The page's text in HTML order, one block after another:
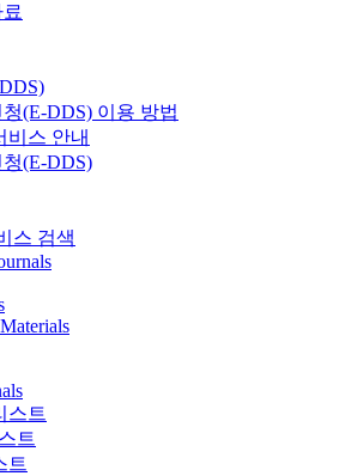
(E-DDS) 이용 방법
비스 안내
(E-DDS)
스 검색
스트
트
트